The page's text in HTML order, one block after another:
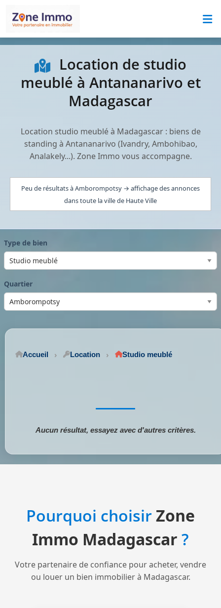
Location de studio
meublé à Antananarivo et
Madagascar
Location studio meublé à Madagascar : biens de
standing à Antananarivo (Ivandry, Ambohibao,
Analakely...). Zone Immo vous accompagne.
Peu de résultats à Amborompotsy → affichage des annonces
dans toute la ville de Haute Ville
Type de bien
Quartier
Accueil Location Studio meublé
Aucun résultat, essayez avec d'autres critères.
Pourquoi choisirZone
Immo Madagascar ?
Votre partenaire de confiance pour acheter, vendre
ou louer un bien immobilier à Madagascar.